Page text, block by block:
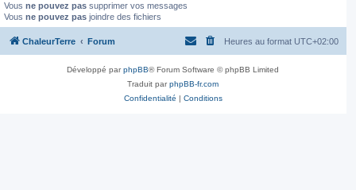
Vous ne pouvez pas supprimer vos messages
Vous ne pouvez pas joindre des fichiers
ChaleurTerre Forum Heures au format UTC+02:00
Développé parphpBB® Forum Software © phpBB Limited
Traduit parphpBB-fr.com
Confidentialité | Conditions